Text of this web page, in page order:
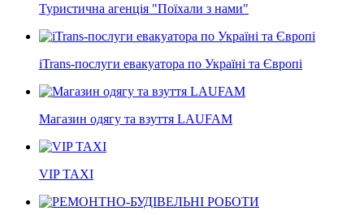
Туристична агенція "Поїхали з нами"
iTrans-послуги евакуатора по Україні та Європі
Магазин одягу та взуття LAUFAM
VIP TAXI